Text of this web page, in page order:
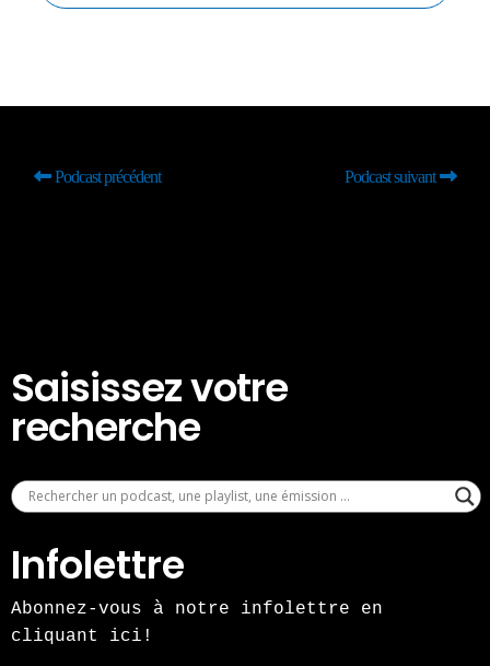
Podcast précédent Podcast suivant
Saisissez votre
recherche
Infolettre
Abonnez-vous à notre infolettre en
cliquant ici!